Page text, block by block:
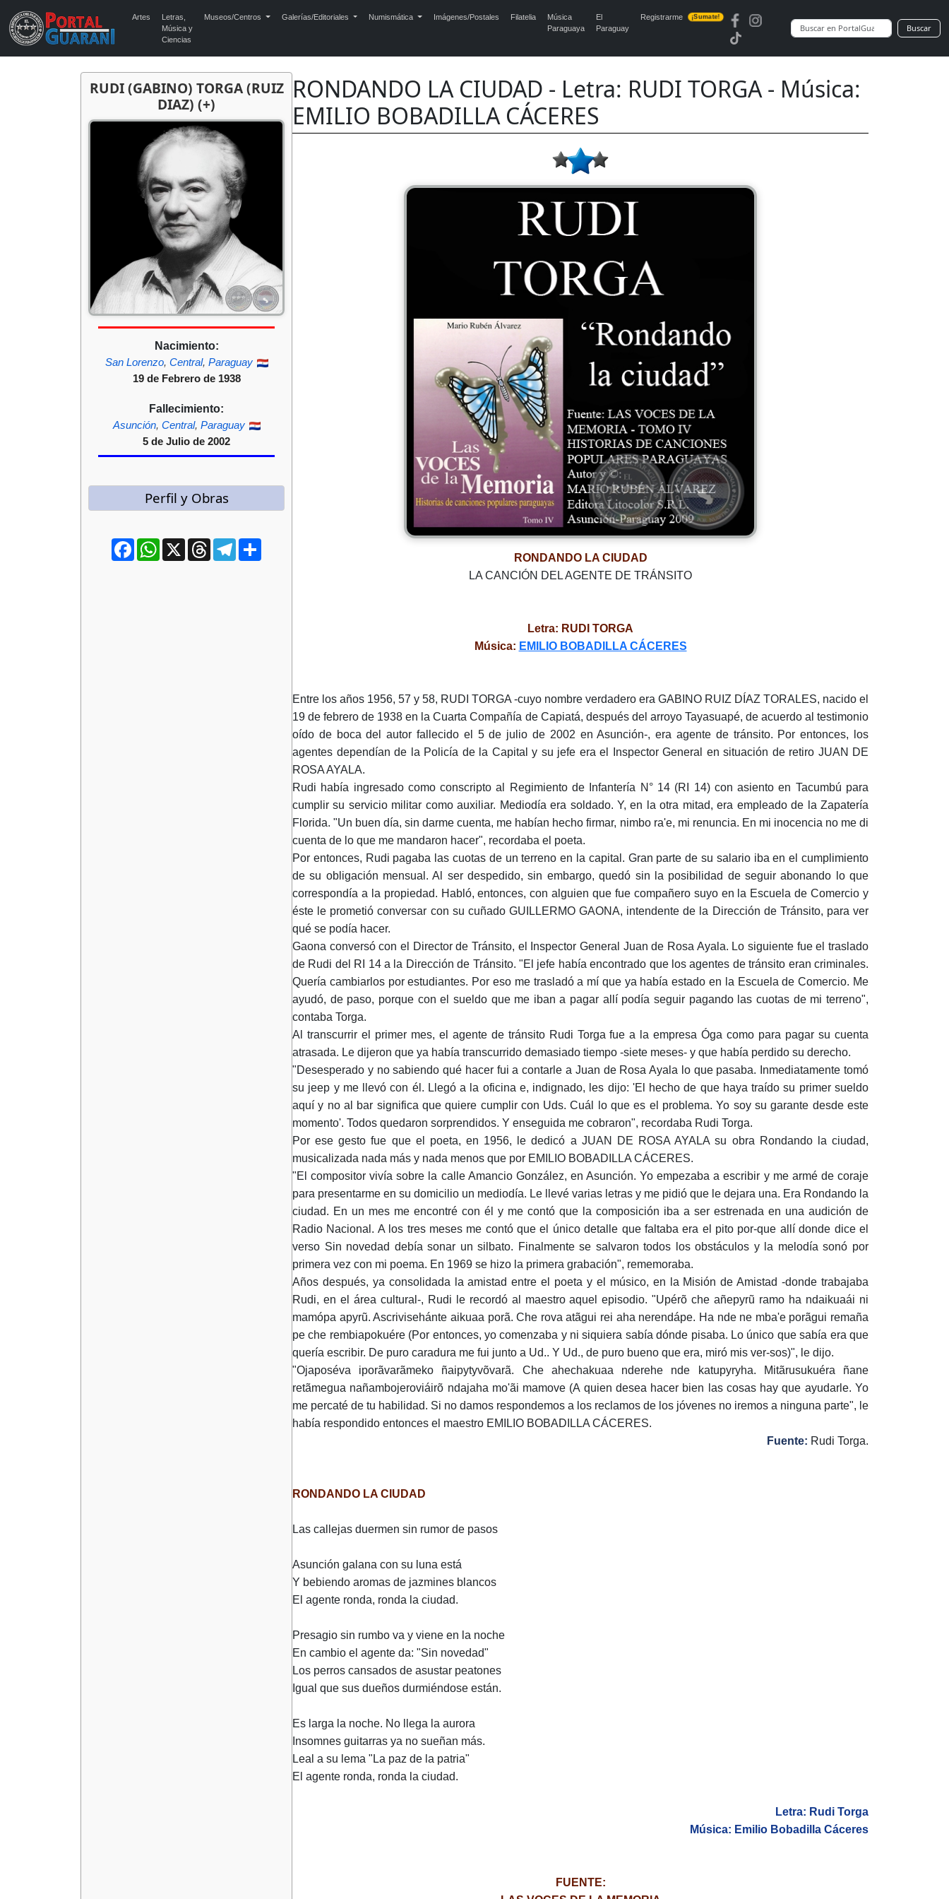
Artes
Letras,
Música y
Ciencias
Museos/Centros Galerías/Editoriales Numismática Imágenes/Postales Filatelia
Música
Paraguaya
El
Paraguay
Registrarme ¡Sumate!
Buscar
RUDI (GABINO) TORGA (RUIZ
DIAZ) (+)
Nacimiento:
San Lorenzo, Central, Paraguay
19 de Febrero de 1938
Fallecimiento:
Asunción, Central, Paraguay
5 de Julio de 2002
Perfil y Obras
FacebookWhatsApp
X ThreadsTelegram
RONDANDO LA CIUDAD - Letra: RUDI TORGA - Música:
EMILIO BOBADILLA CÁCERES
RONDANDO LA CIUDAD
LA CANCIÓN DEL AGENTE DE TRÁNSITO
Letra: RUDI TORGA
Música: EMILIO BOBADILLA CÁCERES
Entre los años 1956, 57 y 58, RUDI TORGA -cuyo nombre verdadero era GABINO RUIZ DÍAZ TORALES, nacido el
19 de febrero de 1938 en la Cuarta Compañía de Capiatá, después del arroyo Tayasuapé, de acuerdo al testimonio
oído de boca del autor fallecido el 5 de julio de 2002 en Asunción-, era agente de tránsito. Por entonces, los
agentes dependían de la Policía de la Capital y su jefe era el Inspector General en situación de retiro JUAN DE
ROSA AYALA.
Rudi había ingresado como conscripto al Regimiento de Infantería N° 14 (RI 14) con asiento en Tacumbú para
cumplir su servicio militar como auxiliar. Mediodía era soldado. Y, en la otra mitad, era empleado de la Zapatería
Florida. "Un buen día, sin darme cuenta, me habían hecho firmar, nimbo ra'e, mi renuncia. En mi inocencia no me di
cuenta de lo que me mandaron hacer", recordaba el poeta.
Por entonces, Rudi pagaba las cuotas de un terreno en la capital. Gran parte de su salario iba en el cumplimiento
de su obligación mensual. Al ser despedido, sin embargo, quedó sin la posibilidad de seguir abonando lo que
correspondía a la propiedad. Habló, entonces, con alguien que fue compañero suyo en la Escuela de Comercio y
éste le prometió conversar con su cuñado GUILLERMO GAONA, intendente de la Dirección de Tránsito, para ver
qué se podía hacer.
Gaona conversó con el Director de Tránsito, el Inspector General Juan de Rosa Ayala. Lo siguiente fue el traslado
de Rudi del RI 14 a la Dirección de Tránsito. "El jefe había encontrado que los agentes de tránsito eran criminales.
Quería cambiarlos por estudiantes. Por eso me trasladó a mí que ya había estado en la Escuela de Comercio. Me
ayudó, de paso, porque con el sueldo que me iban a pagar allí podía seguir pagando las cuotas de mi terreno",
contaba Torga.
Al transcurrir el primer mes, el agente de tránsito Rudi Torga fue a la empresa Óga como para pagar su cuenta
atrasada. Le dijeron que ya había transcurrido demasiado tiempo -siete meses- y que había perdido su derecho.
"Desesperado y no sabiendo qué hacer fui a contarle a Juan de Rosa Ayala lo que pasaba. Inmediatamente tomó
su jeep y me llevó con él. Llegó a la oficina e, indignado, les dijo: 'El hecho de que haya traído su primer sueldo
aquí y no al bar significa que quiere cumplir con Uds. Cuál lo que es el problema. Yo soy su garante desde este
momento'. Todos quedaron sorprendidos. Y enseguida me cobraron", recordaba Rudi Torga.
Por ese gesto fue que el poeta, en 1956, le dedicó a JUAN DE ROSA AYALA su obra Rondando la ciudad,
musicalizada nada más y nada menos que por EMILIO BOBADILLA CÁCERES.
"El compositor vivía sobre la calle Amancio González, en Asunción. Yo empezaba a escribir y me armé de coraje
para presentarme en su domicilio un mediodía. Le llevé varias letras y me pidió que le dejara una. Era Rondando la
ciudad. En un mes me encontré con él y me contó que la composición iba a ser estrenada en una audición de
Radio Nacional. A los tres meses me contó que el único detalle que faltaba era el pito por-que allí donde dice el
verso Sin novedad debía sonar un silbato. Finalmente se salvaron todos los obstáculos y la melodía sonó por
primera vez con mi poema. En 1969 se hizo la primera grabación", rememoraba.
Años después, ya consolidada la amistad entre el poeta y el músico, en la Misión de Amistad -donde trabajaba
Rudi, en el área cultural-, Rudi le recordó al maestro aquel episodio. "Upérõ che añepyrũ ramo ha ndaikuaái ni
mamópa apyrũ. Ascrivisehánte aikuaa porã. Che rova atãgui rei aha nerendápe. Ha nde ne mba'e porãgui remaña
pe che rembiapokuére (Por entonces, yo comenzaba y ni siquiera sabía dónde pisaba. Lo único que sabía era que
quería escribir. De puro caradura me fui junto a Ud.. Y Ud., de puro bueno que era, miró mis ver-sos)", le dijo.
"Ojaposéva iporãvarãmeko ñaipytyvõvarã. Che ahechakuaa nderehe nde katupyryha. Mitãrusukuéra ñane
retãmegua nañambojeroviáirõ ndajaha mo'ãi mamove (A quien desea hacer bien las cosas hay que ayudarle. Yo
me percaté de tu habilidad. Si no damos respondemos a los reclamos de los jóvenes no iremos a ninguna parte", le
había respondido entonces el maestro EMILIO BOBADILLA CÁCERES.
Fuente: Rudi Torga.
RONDANDO LA CIUDAD
Las callejas duermen sin rumor de pasos
Asunción galana con su luna está
Y bebiendo aromas de jazmines blancos
El agente ronda, ronda la ciudad.
Presagio sin rumbo va y viene en la noche
En cambio el agente da: "Sin novedad"
Los perros cansados de asustar peatones
Igual que sus dueños durmiéndose están.
Es larga la noche. No llega la aurora
Insomnes guitarras ya no sueñan más.
Leal a su lema "La paz de la patria"
El agente ronda, ronda la ciudad.
Letra: Rudi Torga
Música: Emilio Bobadilla Cáceres
FUENTE: